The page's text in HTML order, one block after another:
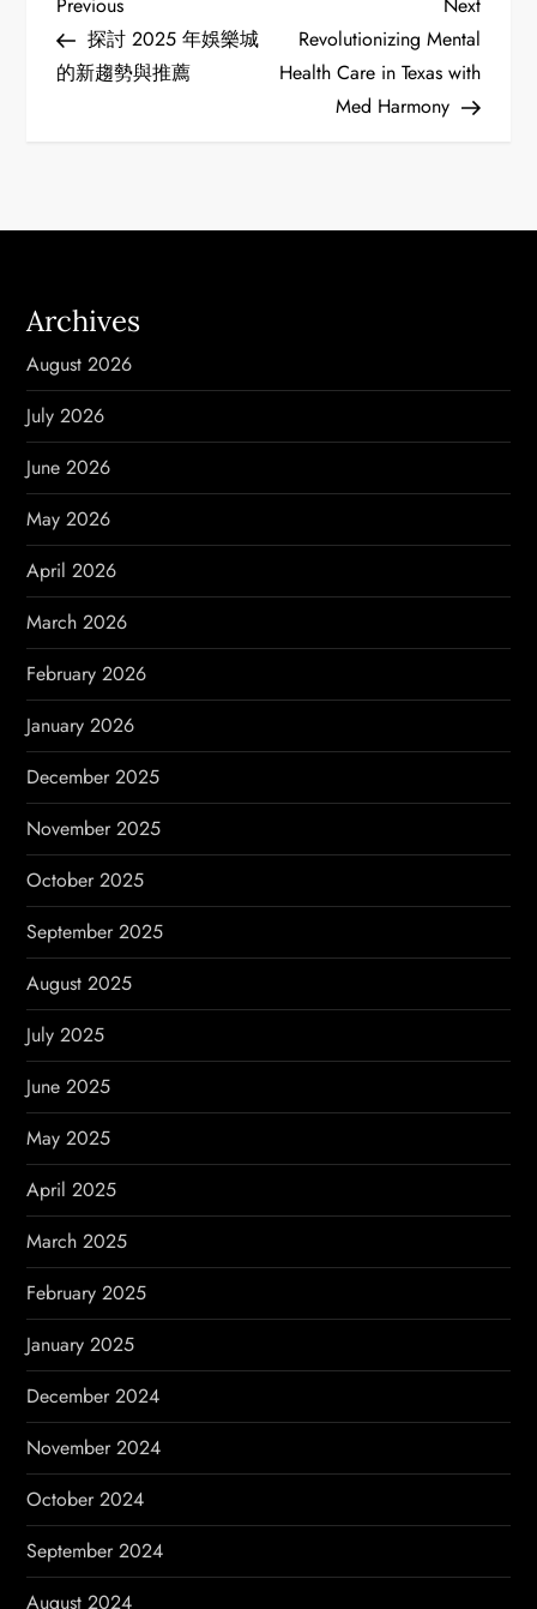
P
o
n
v
i
g
a
t
i
o
n
Post探討 2025 年娛樂城
的新趨勢與推薦
Post
Revolutionizing Mental
Health Care in Texas with
Med Harmony
Archives
August 2026
July 2026
June 2026
May 2026
April 2026
March 2026
February 2026
January 2026
December 2025
November 2025
October 2025
September 2025
August 2025
July 2025
June 2025
May 2025
April 2025
March 2025
February 2025
January 2025
December 2024
November 2024
October 2024
September 2024
August 2024